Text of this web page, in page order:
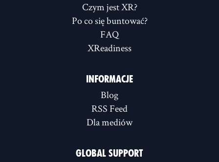
Czym jest XR?
Po co się buntować?
FAQ
XReadiness
INFORMACJE
Blog
RSS Feed
Dla mediów
GLOBAL SUPPORT